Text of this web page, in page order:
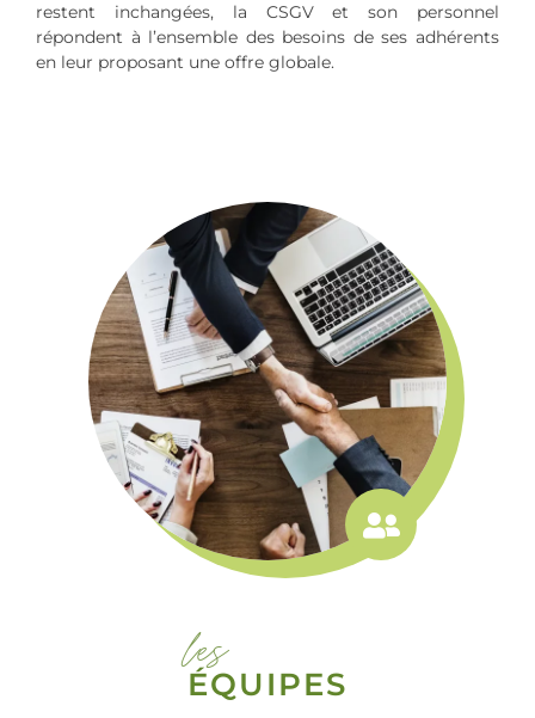
restent inchangées, la CSGV et son personnel
répondent à l’ensemble des besoins de ses adhérents
en leur proposant une offre globale.
les
ÉQUIPES